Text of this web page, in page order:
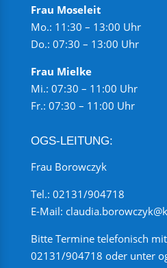
Frau Moseleit
Mo.: 11:30 – 13:00 Uhr
Do.: 07:30 – 13:00 Uhr
Frau Mielke
Mi.: 07:30 – 11:00 Uhr
Fr.: 07:30 – 11:00 Uhr
OGS-LEITUNG:
Frau Borowczyk
Tel.: 02131/904718
E-Mail:
Bitte Termine telefonisch
02131/904718 oder unter